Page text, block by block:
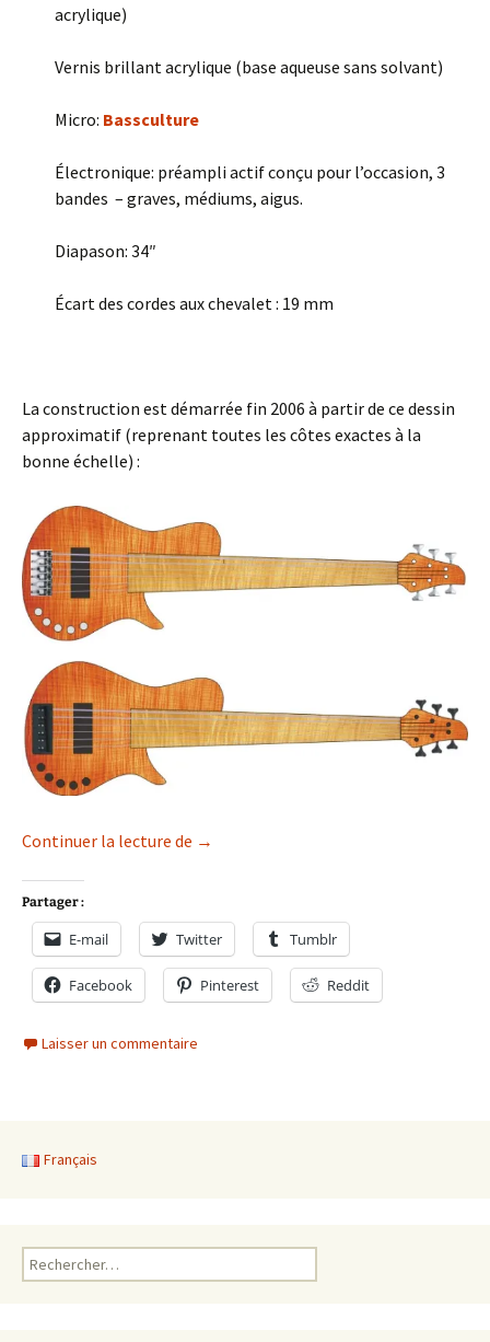
acrylique)
Vernis brillant acrylique (base aqueuse sans solvant)
Micro: Bassculture
Électronique: préampli actif conçu pour l’occasion, 3
bandes – graves, médiums, aigus.
Diapason: 34″
Écart des cordes aux chevalet : 19 mm
La construction est démarrée fin 2006 à partir de ce dessin
approximatif (reprenant toutes les côtes exactes à la
bonne échelle) :
Continuer la lecture de Ignis
→
Partager :
E-mail Twitter Tumblr
Facebook Pinterest Reddit
Laisser un commentaire
Français
Rechercher :